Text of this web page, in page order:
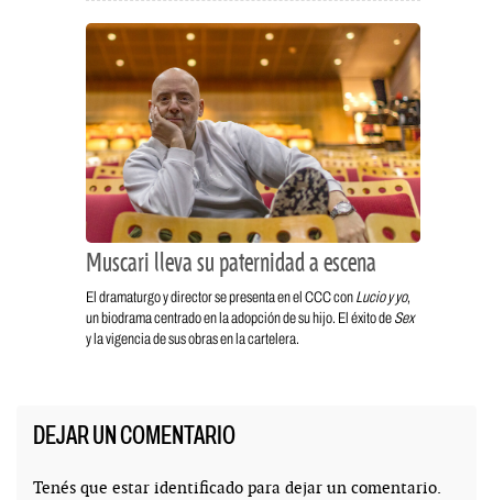
Muscari lleva su paternidad a escena
El dramaturgo y director se presenta en el CCC con Lucio y yo,
un biodrama centrado en la adopción de su hijo. El éxito de Sex
y la vigencia de sus obras en la cartelera.
DEJAR UN COMENTARIO
Tenés que estar identificado para dejar un comentario.